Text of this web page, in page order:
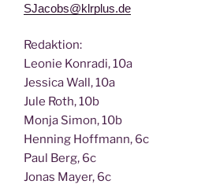
SJacobs@klrplus.de
Redak­ti­on:
Leo­nie Kon­ra­di, 10a
Jes­si­ca Wall, 10a
Jule Roth, 10b
Mon­ja Simon, 10b
Hen­ning Hoff­mann, 6c
Paul Berg, 6c
Jonas May­er, 6c